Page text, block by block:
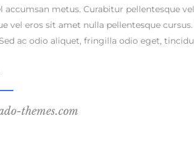
accumsan metus. Curabitur pellentesque
vel eros sit amet nulla pellentesque
ac odio aliquet, fringilla odio eget,
themes.com